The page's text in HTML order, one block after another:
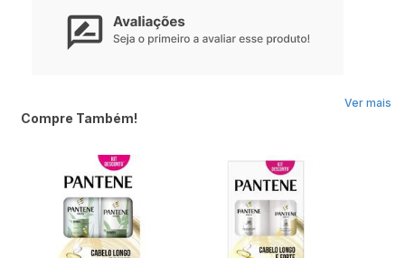
Este kit contém:
1 Shampoo Pantene Restauração 350ml;
1 Condicionador Pantene Restauração 170ml;
Ver mais
Compre Também!